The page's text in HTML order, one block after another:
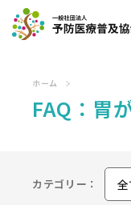
MENU
ホーム
私たちの活動
子宮頸がんの予防
ホーム
FAQ：胃
カテゴリー：